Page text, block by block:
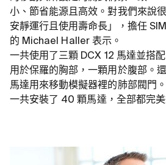
小、節省能源且高效。對我們來說
安靜運行且使用壽命長」，擔任
的 Michael Haller 表示。
一共使用了三顆 DCX 12 馬達並搭
用於保羅的胸部，一顆用於腹部。
馬達用來移動模擬器裡的肺部閥門
一共安裝了 40 顆馬達，全部都完美